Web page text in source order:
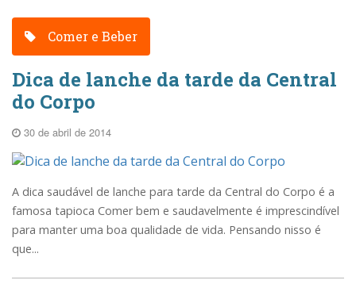
Comer e Beber
Dica de lanche da tarde da Central
do Corpo
30 de abril de 2014
A dica saudável de lanche para tarde da Central do Corpo é a
famosa tapioca Comer bem e saudavelmente é imprescindível
para manter uma boa qualidade de vida. Pensando nisso é
que...